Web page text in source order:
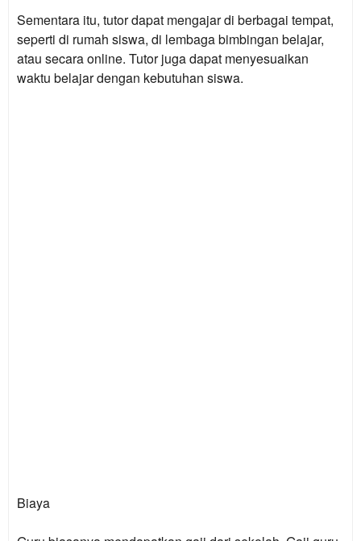
Sementara itu, tutor dapat mengajar di berbagai tempat,
seperti di rumah siswa, di lembaga bimbingan belajar,
atau secara online. Tutor juga dapat menyesuaikan
waktu belajar dengan kebutuhan siswa.
Biaya